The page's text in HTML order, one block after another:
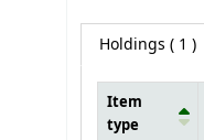
Holdings ( 1 )
Item
type